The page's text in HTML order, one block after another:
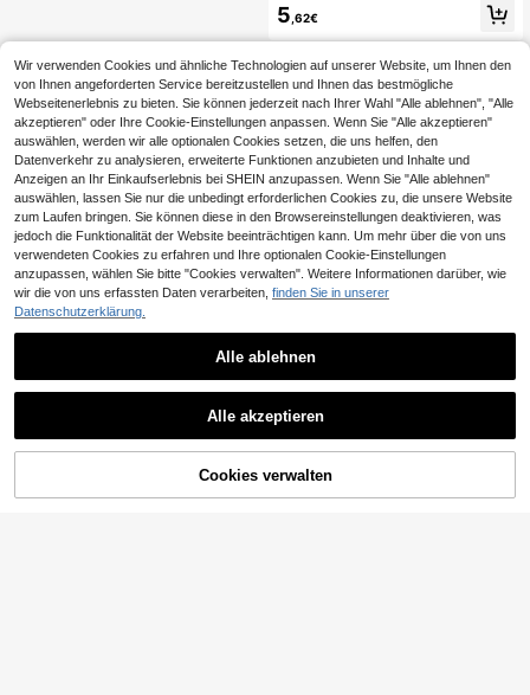
1 Pro/Plus/Max/Mini/7/8/SE/16e/7P/
a/S23 FE/S22+, Jahrestagsgesche
nk, minimalistisch
5 ,62€
ZUM WARENKORB HINZUFÜGEN
Wir verwenden Cookies und ähnliche Technologien auf unserer Website, um Ihnen den
von Ihnen angeforderten Service bereitzustellen und Ihnen das bestmögliche
Webseitenerlebnis zu bieten. Sie können jederzeit nach Ihrer Wahl "Alle ablehnen", "Alle
akzeptieren" oder Ihre Cookie-Einstellungen anpassen. Wenn Sie "Alle akzeptieren"
auswählen, werden wir alle optionalen Cookies setzen, die uns helfen, den
Datenverkehr zu analysieren, erweiterte Funktionen anzubieten und Inhalte und
Anzeigen an Ihr Einkaufserlebnis bei SHEIN anzupassen. Wenn Sie "Alle ablehnen"
auswählen, lassen Sie nur die unbedingt erforderlichen Cookies zu, die unsere Website
zum Laufen bringen. Sie können diese in den Browsereinstellungen deaktivieren, was
jedoch die Funktionalität der Website beeinträchtigen kann. Um mehr über die von uns
verwendeten Cookies zu erfahren und Ihre optionalen Cookie-Einstellungen
anzupassen, wählen Sie bitte "Cookies verwalten". Weitere Informationen darüber, wie
wir die von uns erfassten Daten verarbeiten, finden Sie in unserer
Datenschutzerklärung.
Alle ablehnen
Alle akzeptieren
Cookies verwalten